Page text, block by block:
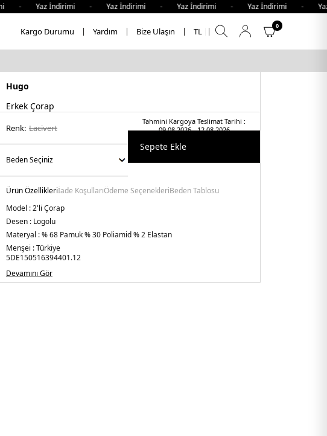
Yaz İndirimi - Yaz İndirimi - Yaz İndirimi - Yaz İndirimi
Kargo Durumu Yardım Bize Ulaşın TL
0
Hugo
Erkek Çorap
Tahmini Kargoya Teslimat Tarihi :
09.08.2026 - 12.08.2026
Renk: laci̇vert
Sepete Ekle
Ürün Özellikleriİade KoşullarıÖdeme SeçenekleriBeden Tablosu
Model :2'li Çorap
Desen : Logolu
Materyal :% 68 Pamuk % 30 Poliamid % 2 Elastan
Menşei :Türkiye
5DE150516394401.12
Devamını Gör